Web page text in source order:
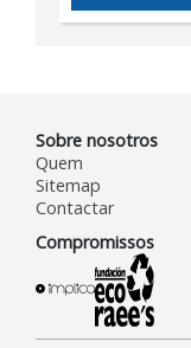
Sobre nosotros
Quem
Sitemap
Contactar
Compromissos